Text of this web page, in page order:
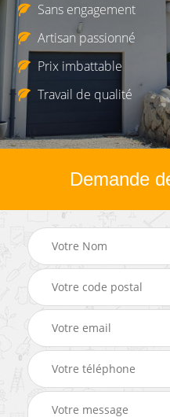
Sans engagement
Artisan passionné
Prix imbattable
Travail de qualité
Demande